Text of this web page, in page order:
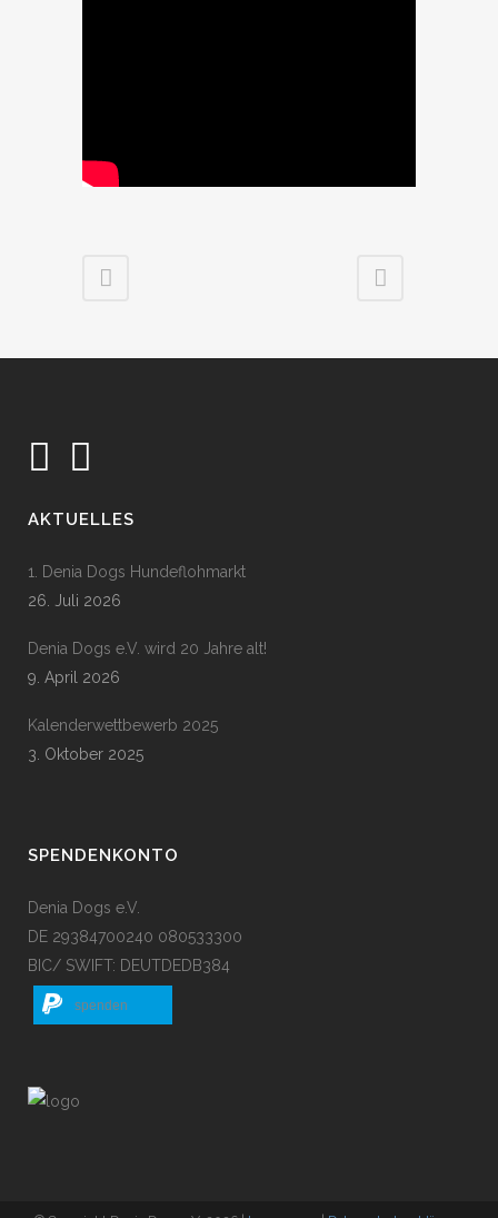
AKTUELLES
1. Denia Dogs Hundeflohmarkt
26. Juli 2026
Denia Dogs e.V. wird 20 Jahre alt!
9. April 2026
Kalenderwettbewerb 2025
3. Oktober 2025
SPENDENKONTO
Denia Dogs e.V.
DE 29384700240 080533300
BIC/ SWIFT: DEUTDEDB384
spenden